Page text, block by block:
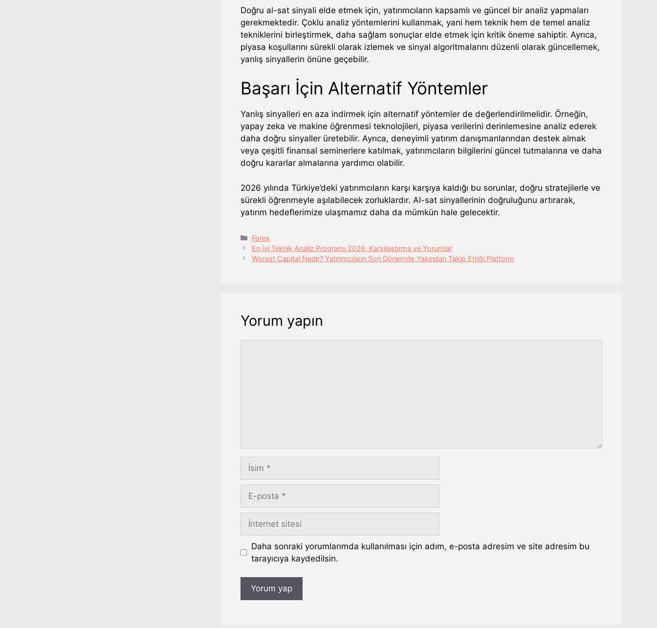
Doğru al-sat sinyali elde etmek için, yatırımcıların kapsamlı ve güncel bir analiz yapmaları
gerekmektedir. Çoklu analiz yöntemlerini kullanmak, yani hem teknik hem de temel analiz
tekniklerini birleştirmek, daha sağlam sonuçlar elde etmek için kritik öneme sahiptir. Ayrıca,
piyasa koşullarını sürekli olarak izlemek ve sinyal algoritmalarını düzenli olarak güncellemek,
yanlış sinyallerin önüne geçebilir.
Başarı İçin Alternatif Yöntemler
Yanlış sinyalleri en aza indirmek için alternatif yöntemler de değerlendirilmelidir. Örneğin,
yapay zeka ve makine öğrenmesi teknolojileri, piyasa verilerini derinlemesine analiz ederek
daha doğru sinyaller üretebilir. Ayrıca, deneyimli yatırım danışmanlarından destek almak
veya çeşitli finansal seminerlere katılmak, yatırımcıların bilgilerini güncel tutmalarına ve daha
doğru kararlar almalarına yardımcı olabilir.
2026 yılında Türkiye’deki yatırımcıların karşı karşıya kaldığı bu sorunlar, doğru stratejilerle ve
sürekli öğrenmeyle aşılabilecek zorluklardır. Al-sat sinyallerinin doğruluğunu artırarak,
yatırım hedeflerimize ulaşmamız daha da mümkün hale gelecektir.
Kategoriler
Forex
En İyi Teknik Analiz Programı 2026: Karşılaştırma ve Yorumlar
Worest Capital Nedir? Yatırımcıların Son Dönemde Yakından Takip Ettiği Platform
Yorum yapın
İsim
posta
İnternet
sitesi
Daha sonraki yorumlarımda kullanılması için adım, e-posta adresim ve site adresim bu
tarayıcıya kaydedilsin.